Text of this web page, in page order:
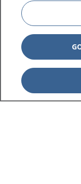
1177 ger dig råd
1177 på flera språk